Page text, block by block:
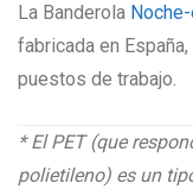
La Banderola
fabricada en
puestos de trabajo.
* El PET (que
polietileno) es un